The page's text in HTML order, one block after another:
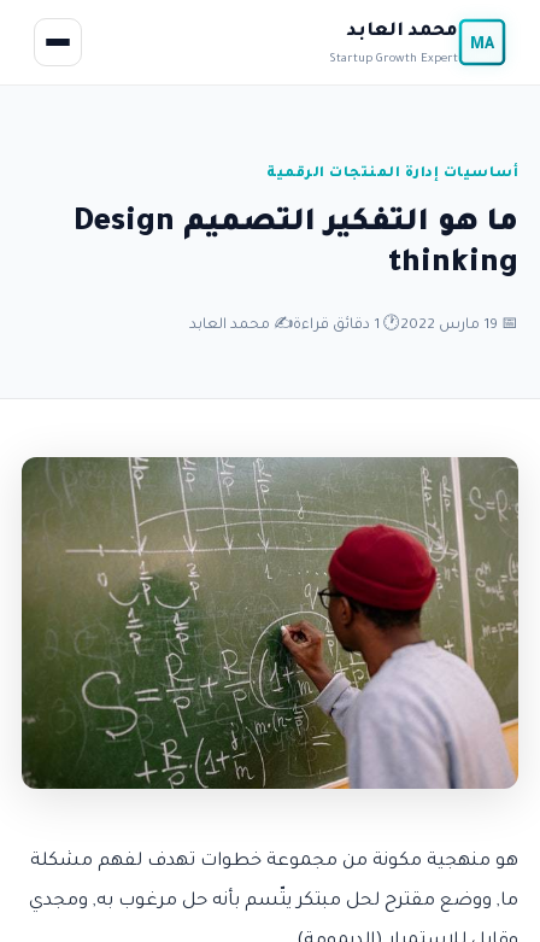
MA
محمد العابد
Startup Growth Expert
أساسيات إدارة المنتجات الرقمية
ما هو التفكير التصميم Design
thinking
📅 19 مارس 2022 🕐 1 دقائق قراءة ✍️ محمد العابد
هو منهجية مكونة من مجموعة خطوات تهدف لفهم مشكلة
ما, ووضع مقترح لحل مبتكر يتّسم بأنه حل مرغوب به, ومجدي